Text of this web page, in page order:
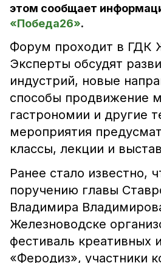
этом сообщает
«Победа26».
Форум проходит в ГДК
Эксперты обсудят
индустрий, новые
способы продвижение
гастрономии и другие
мероприятия
классы, лекции и
Ранее стало известно,
поручению главы
Владимира
Железноводске
фестиваль креативных
«Феродиз», участники